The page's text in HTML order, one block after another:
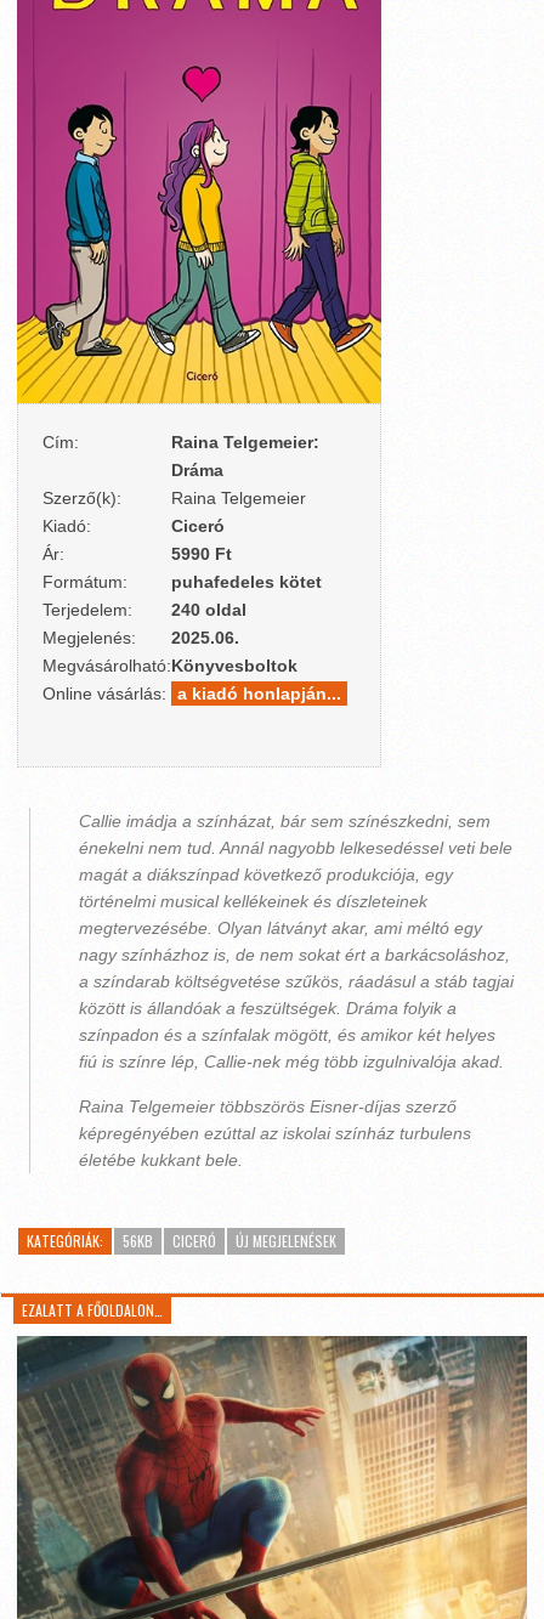
Cím:
Raina Telgemeier:
Dráma
Szerző(k):
Raina Telgemeier
Kiadó:
Ciceró
Ár:
5990 Ft
Formátum:
puhafedeles kötet
Terjedelem:
240 oldal
Megjelenés:
2025.06.
Megvásárolható:Könyvesboltok
Online vásárlás:
a kiadó honlapján...
Callie imádja a színházat, bár sem színészkedni, sem
énekelni nem tud. Annál nagyobb lelkesedéssel veti bele
magát a diákszínpad következő produkciója, egy
történelmi musical kellékeinek és díszleteinek
megtervezésébe. Olyan látványt akar, ami méltó egy
nagy színházhoz is, de nem sokat ért a barkácsoláshoz,
a színdarab költségvetése szűkös, ráadásul a stáb tagjai
között is állandóak a feszültségek. Dráma folyik a
színpadon és a színfalak mögött, és amikor két helyes
fiú is színre lép, Callie-nek még több izgulnivalója akad.
Raina Telgemeier többszörös Eisner-díjas szerző
képregényében ezúttal az iskolai színház turbulens
életébe kukkant bele.
KATEGÓRIÁK: 56KB CICERÓ ÚJ MEGJELENÉSEK
EZALATT A FŐOLDALON…